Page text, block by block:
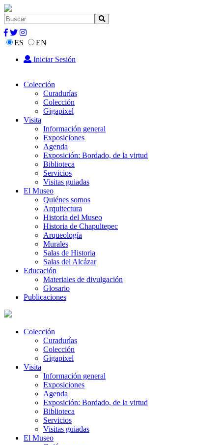
ES
EN
Iniciar Sesión
Colección
Curadurías
Colección
Gigapixel
Visita
Información general
Exposiciones
Agenda
Exposición: Bordado, de la virtud
Biblioteca
Servicios
Visitas guiadas
El Museo
Quiénes somos
Arquitectura
Historia del Museo
Historia de Chapultepec
Arqueología
Murales
Salas de Historia
Salas del Alcázar
Educación
Materiales de divulgación
Glosario
Publicaciones
Colección
Curadurías
Colección
Gigapixel
Visita
Información general
Exposiciones
Agenda
Exposición: Bordado, de la virtud
Biblioteca
Servicios
Visitas guiadas
El Museo